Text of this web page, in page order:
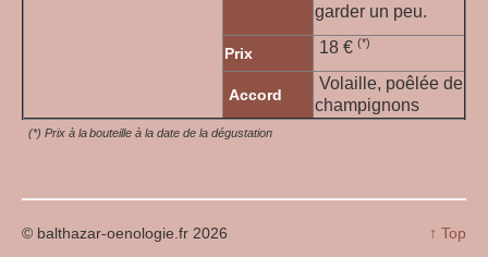
garder un peu.
Prix 18 € (*)
Accord
Volaille, poêlée de
champignons
(*) Prix à la bouteille à la date de la dégustation
↑ Top
© balthazar-oenologie.fr 2026